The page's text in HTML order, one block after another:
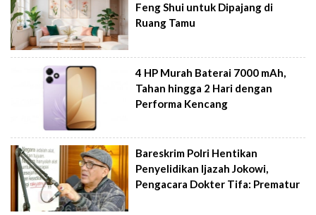
Feng Shui untuk Dipajang di
Ruang Tamu
4 HP Murah Baterai 7000 mAh,
Tahan hingga 2 Hari dengan
Performa Kencang
Bareskrim Polri Hentikan
Penyelidikan Ijazah Jokowi,
Pengacara Dokter Tifa: Prematur